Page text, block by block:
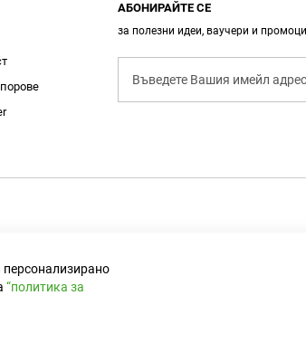
АБОНИРАЙТЕ СЕ
за полезни идеи, ваучери и
“политика за